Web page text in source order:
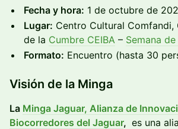
Fecha y hora: 1 de octubre de
Lugar: Centro Cultural Comfandi,
de la Cumbre CEIBA – Semana
Formato: Encuentro (hasta 30
Visión de la Minga
La Minga Jaguar, Alianza de
Biocorredores del Jaguar, es una